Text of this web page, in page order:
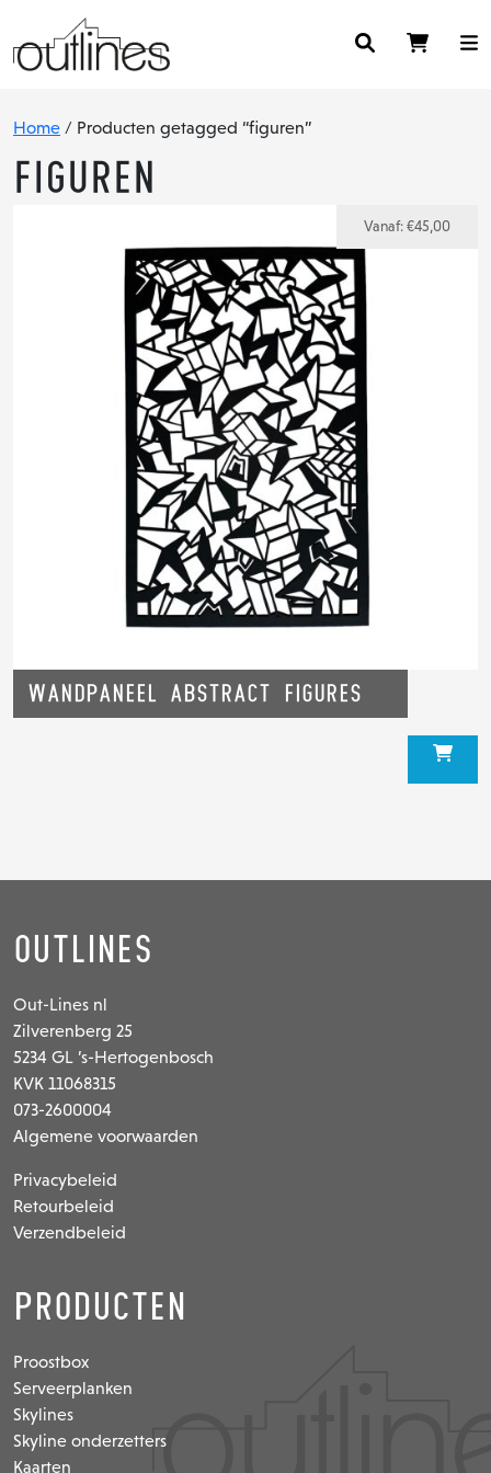
Home / Producten getagged “figuren”
figuren
Wandpaneel Abstract Figures
Vanaf: €45,00
Outlines
Out-Lines nl
Zilverenberg 25
5234 GL ’s-Hertogenbosch
KVK 11068315
073-2600004
Algemene voorwaarden
Privacybeleid
Retourbeleid
Verzendbeleid
Producten
Proostbox
Serveerplanken
Skylines
Skyline onderzetters
Kaarten